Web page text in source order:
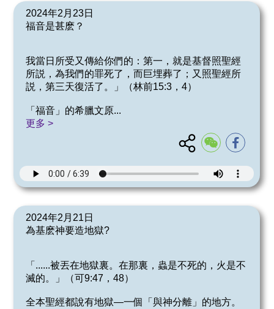
2024年2月23日
福音是甚麽？
我當日所受又傳給你們的：第一，就是基督照聖經
所説，為我們的罪死了，而巨埋葬了；又照聖經所
説，第三天復活了。」（林前15:3，4）
「福音」的希臘文原...
更多 >
2024年2月21日
為基麽神要造地獄?
「......被丟在地獄裏。在那裏，蟲是不死的，火是不
滅的。」（可9:47，48）
全本聖經都說有地獄—一個「與神分離」的地方。